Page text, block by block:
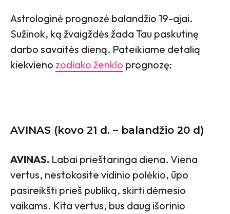
Astrologinė prognozė balandžio 19-ajai.
Sužinok, ką žvaigždės žada Tau paskutinę
darbo savaitės dieną. Pateikiame detalią
kiekvieno zodiako ženklo prognozę:
AVINAS (kovo 21 d. – balandžio 20 d)
AVINAS. Labai prieštaringa diena. Viena
vertus, nestokosite vidinio polėkio, ūpo
pasireikšti prieš publiką, skirti dėmesio
vaikams. Kita vertus, bus daug išorinio